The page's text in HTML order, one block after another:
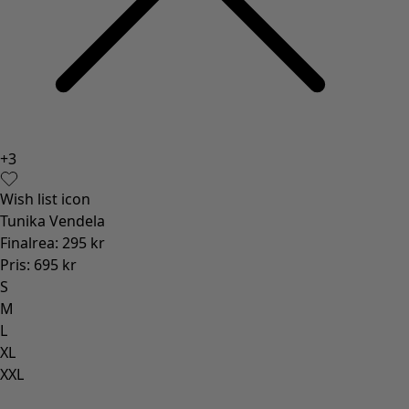
+3
Wish list icon
Tunika Vendela
Finalrea: 295 kr
Pris: 695 kr
S
M
L
XL
XXL